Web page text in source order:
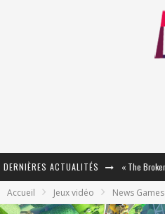
DERNIÈRES ACTUALITÉS
Accueil Jeux vidéo News Games